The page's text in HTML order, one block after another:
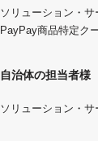
ソリューション・サ
PayPay商品特定ク
自治体の担当者様
ソリューション・サ